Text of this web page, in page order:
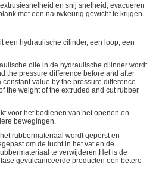
en snij snelheid, evacueren
met een nauwkeurig gewicht te krijgen.
een hydraulische cilinder, een loop, een
olie in de hydraulische cilinder wordt
the pressure difference before and after
value by the pressure difference
the weight of the extruded and cut rubber
voor het bedienen van het openen en
bewegingen.
rubbermateriaal wordt geperst en
om de lucht in het vat en de
te verwijderen,Het is de
gevulcaniceerde producten een betere